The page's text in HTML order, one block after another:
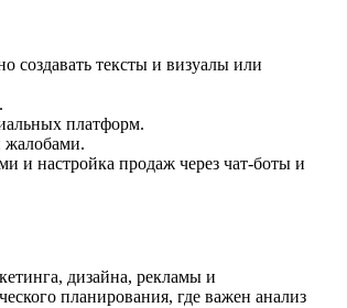
создавать тексты и визуалы или
платформ.
жалобами.
и настройка продаж через чат-боты и
дизайна, рекламы и
планирования, где важен анализ